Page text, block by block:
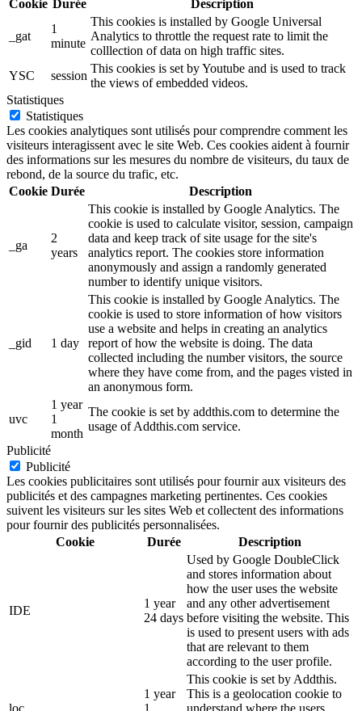
Cookie Durée Description
_gat
1
minute
This cookies is installed by Google Universal
Analytics to throttle the request rate to limit the
colllection of data on high traffic sites.
YSC
session
This cookies is set by Youtube and is used to track
the views of embedded videos.
Statistiques
Statistiques
Les cookies analytiques sont utilisés pour comprendre comment les
visiteurs interagissent avec le site Web. Ces cookies aident à fournir
des informations sur les mesures du nombre de visiteurs, du taux de
rebond, de la source du trafic, etc.
Cookie Durée Description
_ga
2
years
This cookie is installed by Google Analytics. The
cookie is used to calculate visitor, session, campaign
data and keep track of site usage for the site's
analytics report. The cookies store information
anonymously and assign a randomly generated
number to identify unique visitors.
_gid 1 day
This cookie is installed by Google Analytics. The
cookie is used to store information of how visitors
use a website and helps in creating an analytics
report of how the website is doing. The data
collected including the number visitors, the source
where they have come from, and the pages visted in
an anonymous form.
uvc
1 year
1
month
The cookie is set by addthis.com to determine the
usage of Addthis.com service.
Publicité
Publicité
Les cookies publicitaires sont utilisés pour fournir aux visiteurs des
publicités et des campagnes marketing pertinentes. Ces cookies
suivent les visiteurs sur les sites Web et collectent des informations
pour fournir des publicités personnalisées.
Cookie
Durée Description
IDE
1 year
24 days
Used by Google DoubleClick
and stores information about
how the user uses the website
and any other advertisement
before visiting the website. This
is used to present users with ads
that are relevant to them
according to the user profile.
1 year
This cookie is set by Addthis.
This is a geolocation cookie to